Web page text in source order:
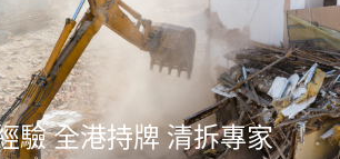
驗 全港持牌 清拆專家